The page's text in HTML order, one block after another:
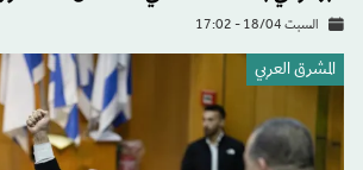
السبت 18/04 - 17:02
المشرق العربي